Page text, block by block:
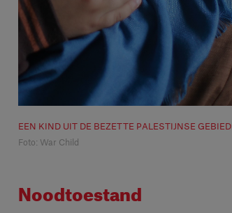
EEN KIND UIT DE BEZETTE PALESTIJNSE
Foto: War Child
Noodtoestand